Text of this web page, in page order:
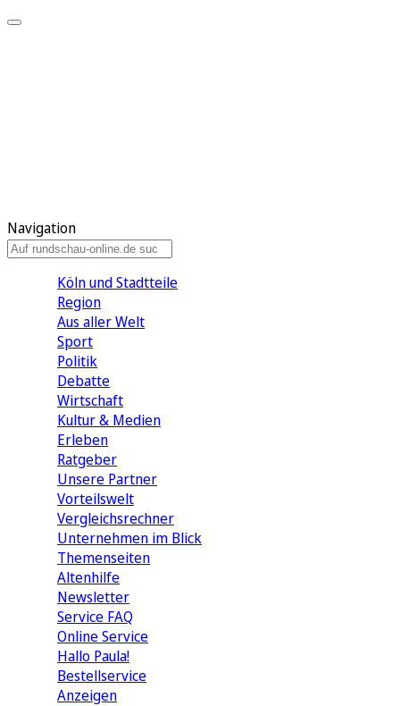
Navigation
Köln und Stadtteile
Region
Aus aller Welt
Sport
Politik
Debatte
Wirtschaft
Kultur & Medien
Erleben
Ratgeber
Unsere Partner
Vorteilswelt
Vergleichsrechner
Unternehmen im Blick
Themenseiten
Altenhilfe
Newsletter
Service FAQ
Online Service
Hallo Paula!
Bestellservice
Anzeigen